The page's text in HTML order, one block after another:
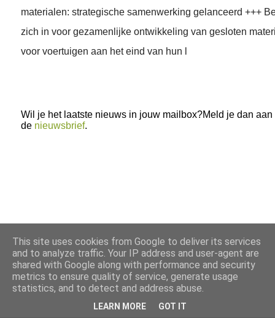
materialen: strategische samenwerking gelanceerd +++
zich in voor gezamenlijke ontwikkeling van gesloten
voor voertuigen aan het eind van hun l
Wil je het laatste nieuws in jouw mailbox?Meld je dan aan
de nieuwsbrief.
This site uses cookies from Google to deliver its services
and to analyze traffic. Your IP address and user-agent are
shared with Google along with performance and security
metrics to ensure quality of service, generate usage
statistics, and to detect and address abuse.
LEARN MORE GOT IT